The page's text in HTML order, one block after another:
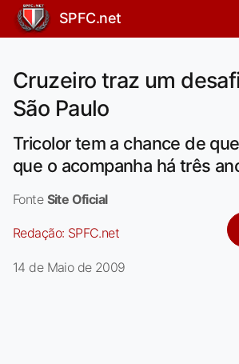
SPFC.net
Cruzeiro traz um
São Paulo
Tricolor tem a chance de
que o acompanha há três
Fonte Site Oficial
Redação: SPFC.net
14 de Maio de 2009